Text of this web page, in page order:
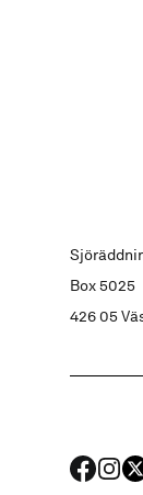
Box 5025
426 05
X